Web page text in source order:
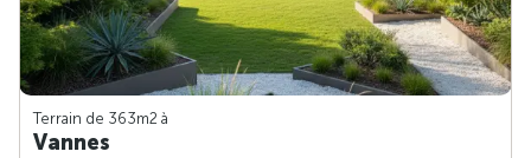
Terrain de 363m2 à
Vannes